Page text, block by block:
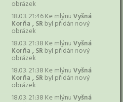
obrázek
18.03. 21:46 Ke mlýnuVyšná
Korňa , SRbyl přidán nový
obrázek
18.03. 21:38 Ke mlýnuVyšná
Korňa , SRbyl přidán nový
obrázek
18.03. 21:38 Ke mlýnuVyšná
Korňa , SRbyl přidán nový
obrázek
18.03. 21:38 Ke mlýnuVyšná